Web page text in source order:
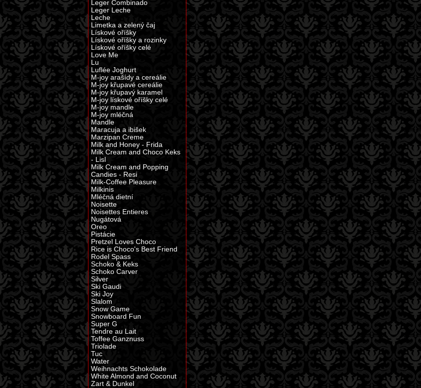
Leger Combinado
Leger Leche
Leche
Limetka a zelený čaj
Lískové oříšky
Lískové oříšky a rozinky
Lískové oříšky celé
Love Me
Lu
Luflée Joghurt
M-joy arašídy a cereálie
M-joy křupavé cereálie
M-joy křupavý karamel
M-joy lískové oříšky celé
M-joy mandle
M-joy mléčná
Mandle
Maracuja a ibišek
Marzipan Creme
Milk and Honey - Frida
Milk Cream and Choco Keks
- Lisl
Milk Cream and Popping
Candies - Resi
Milk-Coffee Pleasure
Milkinis
Mléčná dietní
Noisette
Noisettes Entieres
Nugátová
Oreo
Pistácie
Pretzel Loves Choco
Rice is Choco's Best Friend
Rodel Spass
Schoko & Keks
Schoko Carver
Silver
Ski Gaudi
Ski Joy
Slalom
Snow Game
Snowboard Fun
Super G
Tendre au Lait
Toffee Ganznuss
Triolade
Tuc
Water
Weihnachts Schokolade
White Almond and Coconut
Zart & Dunkel